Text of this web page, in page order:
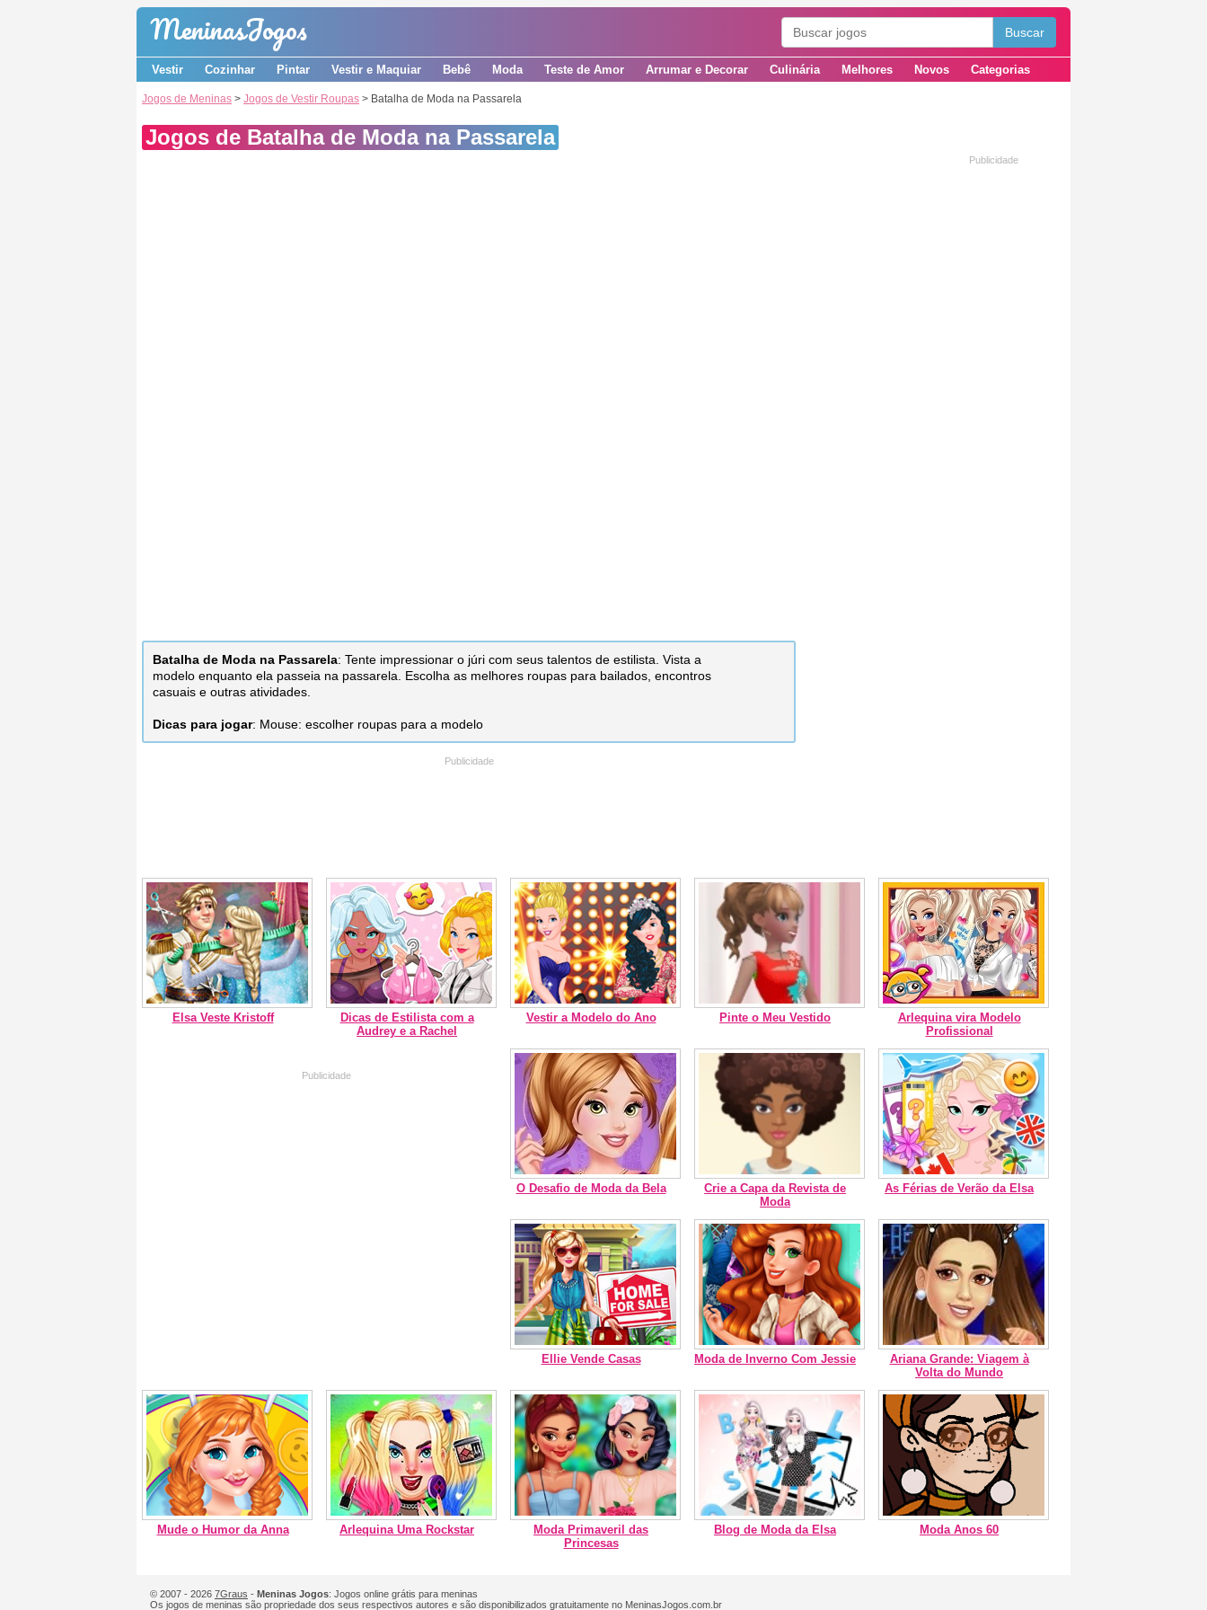
MeninasJogos
Vestir Cozinhar Pintar Vestir e Maquiar Bebê Moda Teste de Amor Arrumar e Decorar Culinária Melhores Novos Categorias
Jogos de Meninas > Jogos de Vestir Roupas > Batalha de Moda na Passarela
Jogos de Batalha de Moda na Passarela
Batalha de Moda na Passarela: Tente impressionar o júri com seus talentos de estilista. Vista a
modelo enquanto ela passeia na passarela. Escolha as melhores roupas para bailados, encontros
casuais e outras atividades.
Dicas para jogar: Mouse: escolher roupas para a modelo
Elsa Veste Kristoff
Dicas de Estilista com a
Audrey e a Rachel
Vestir a Modelo do Ano Pinte o Meu Vestido
Arlequina vira Modelo
Profissional
O Desafio de Moda da Bela
Crie a Capa da Revista de
Moda
As Férias de Verão da Elsa
Ellie Vende Casas Moda de Inverno Com Jessie
Ariana Grande: Viagem à
Volta do Mundo
Mude o Humor da Anna Arlequina Uma Rockstar
Moda Primaveril das
Princesas
Blog de Moda da Elsa Moda Anos 60
© 2007 - 2026 7Graus - Meninas Jogos: Jogos online grátis para meninas
Os jogos de meninas são propriedade dos seus respectivos autores e são disponibilizados gratuitamente no MeninasJogos.com.br